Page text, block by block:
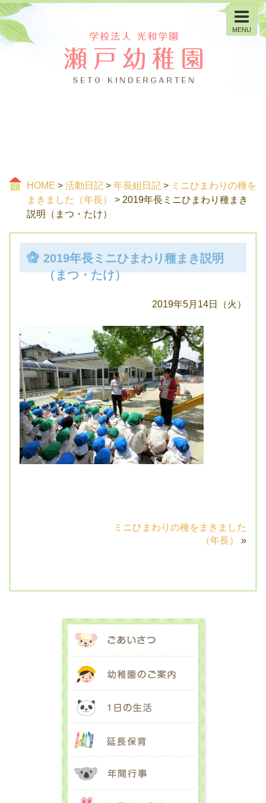
MENU
HOME > 活動日記 > 年長組日記 > ミニひまわりの種を
まきました（年長）
> 2019年長ミニひまわり種まき
説明（まつ・たけ）
2019年長ミニひまわり種まき説明
（まつ・たけ）
2019年5月14日（火）
ミニひまわりの種をまきました
（年長）
»
ごあいさつ
幼稚園のご案内